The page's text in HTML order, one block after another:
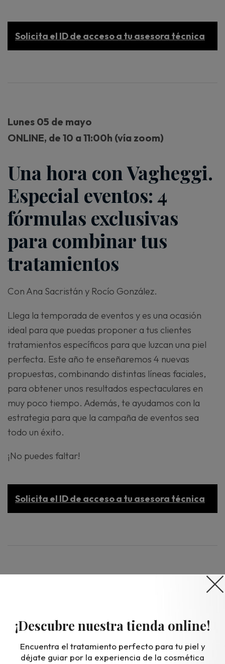
Solicita el ID de acceso a tu asesora técnica
Lunes 05 de mayo
ONLINE, de 10 a 11:00h (vía zoom)
Una hora con Vagheggi.
Especial eventos: 4
fórmulas exclusivas
para combinar tus
tratamientos
Con Ana Sacristán y Rocío González.
Llega la temporada de eventos y es una ocasión
ideal para que puedas proponer a tus clientes
tratamientos específicos para que luzcan una piel
perfecta. Este año te enseñaremos 4 nuevas
propuestas, combinando distintas líneas faciales,
para obtener unos resultados espectaculares en
muy poco tiempo. Además, te ayudamos con la
estrategia para que la campaña de eventos sea
todo un éxito.
¡No puedes faltar!
Solicita el ID de acceso a tu asesora técnica
Una hora con Vagheggi.
Método Body 2025,
¡Descubre nuestra tienda online!
Encuentra el tratamiento perfecto para tu piel y
déjate guiar por la experiencia de la cosmética